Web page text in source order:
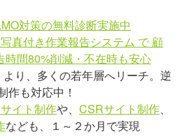
対策の無料診断実施中
写真付き作業報告システム で 顧
時間80%削減・不在時も安心
より、多くの若年層へリーチ。逆
作も対応中！
イト制作や、 CSRサイト制作、
なども、１～２か月で実現